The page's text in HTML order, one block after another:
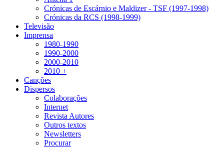
Crónicas de Escárnio e Maldizer - TSF (1997-1998)
Crónicas da RCS (1998-1999)
Televisão
Imprensa
1980-1990
1990-2000
2000-2010
2010 +
Canções
Dispersos
Colaborações
Internet
Revista Autores
Outros textos
Newsletters
Procurar